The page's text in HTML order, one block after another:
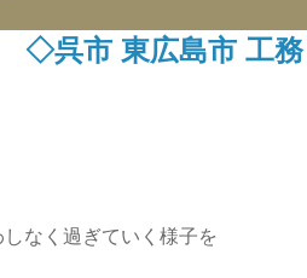
◇呉市 東広島市 工務
なく過ぎていく様子を